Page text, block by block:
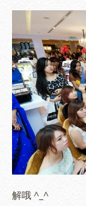
蝴蝶们都
解哦 ^_^